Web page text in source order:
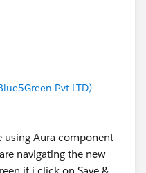
if you're satisfied
know if more help is
Pvt LTD)
using Aura component
navigating the new